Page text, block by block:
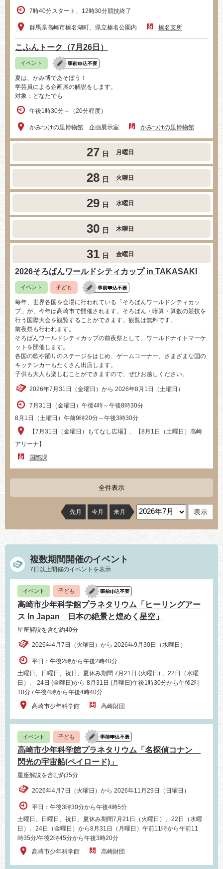
7時40分スタート、12時30分競技終了
群馬県高崎市榛名湖町、県立榛名公園内 榛名支所
こふんトーク（7月26日）
イベント
夏は、かみ博であそぼう！
学芸員による企画展の解説をします。
対象：どなたでも
午後1時30分～（20分程度）
かみつけの里博物館 企画展示室 かみつけの里博物館
27 日 月曜日
28 日 火曜日
29 日 水曜日
30 日 木曜日
31 日 金曜日
2026そろばんワールドシティカップ in TAKASAKI
イベント 子ども
毎年、世界各国を会場に行われている「そろばんワールドシティカッ
プ」が、今年は高崎市で開催されます。そろばん・暗算・算数の競技を
行う国際大会を観覧することができます。観覧は無料です。
前夜祭も行われます。
そろばんワールドシティカップの前夜祭として、ワールドナイトマーケ
ットを開催します。
各国の歌や踊りのステージをはじめ、ゲームコーナー、さまざまな国の
キッチンカーもたくさん出店します。
子供も大人も楽しむことができますので、ぜひお越しください。
2026年7月31日（金曜日）から 2026年8月1日（土曜日）
7月31日（金曜日）午後4時～午後8時30分
8月1日（土曜日）午前9時20分～午後3時30分
【7月31日（金曜日）もてなし広場】、【8月1日（土曜日）高崎
アリーナ】
国際課
全件表示
先月 今月 来月
複数期間開催のイベント
7日以上開催のイベントを表示
イベント 子ども
高崎市少年科学館プラネタリウム「ヒーリングアー
ス In Japan 日本の絶景と煌めく星空」
星座解説を含む約40分
2026年4月7日（火曜日）から 2026年9月30日（水曜日）
平日：午後2時から午後2時40分
土曜日、日曜日、祝日、夏休み期間 7月21日 (火曜日) 、22日（水曜
日）、 24日 (金曜日)から 8月31日 (月曜日)午後1時30分から午後2時
10分 / 午後4時から午後4時40分
高崎市少年科学館
高崎財団
イベント 子ども
高崎市少年科学館プラネタリウム「名探偵コナン
閃光の宇宙船(ペイロード)」
星座解説を含む約35分
2026年4月7日（火曜日）から 2026年11月29日（日曜日）
平日：午後3時30分から午後4時5分
土曜日、日曜日、祝日、夏休み期間7月21日（火曜日）、22日（水曜
日）、24日（金曜日）から8月31日（月曜日）午前11時から午前11
時35分/午後2時45分から午後3時20分
高崎市少年科学館
高崎財団